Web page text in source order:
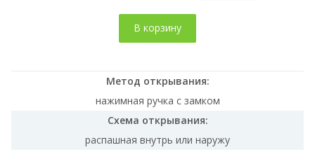
В корзину
Метод открывания:
нажимная ручка с замком
Схема открывания:
распашная внутрь или наружу